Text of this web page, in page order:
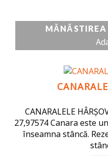
MĂNĂSTIREA
CANARALELE
27,97574 Canara este
înseamna stâncă.